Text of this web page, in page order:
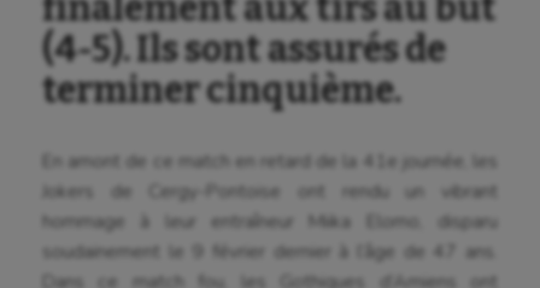
(4-5). Ils sont assurés de
terminer cinquième.
En amont de ce match en retard de la 41e journée, les
Jokers de Cergy-Pontoise ont rendu un vibrant
hommage à leur entraîneur Miika Elomo, disparu
soudainement le 9 février dernier à l’âge de 47 ans.
Dans ce match fou, les Gothiques d’Amiens ont